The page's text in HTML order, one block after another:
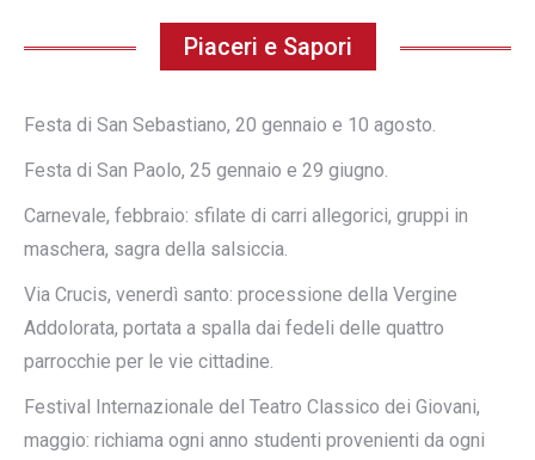
Piaceri e Sapori
Festa di San Sebastiano, 20 gennaio e 10 agosto.
Festa di San Paolo, 25 gennaio e 29 giugno.
Carnevale, febbraio: sfilate di carri allegorici, gruppi in
maschera, sagra della salsiccia.
Via Crucis, venerdì santo: processione della Vergine
Addolorata, portata a spalla dai fedeli delle quattro
parrocchie per le vie cittadine.
Festival Internazionale del Teatro Classico dei Giovani,
maggio: richiama ogni anno studenti provenienti da ogni